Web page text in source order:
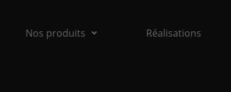
Nos produits Réalisations